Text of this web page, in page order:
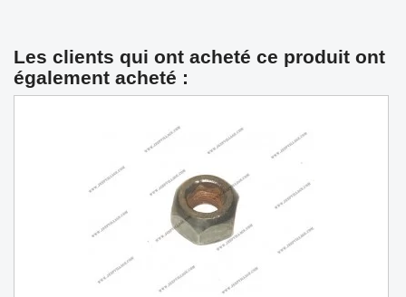
Les clients qui ont acheté ce produit ont
également acheté :